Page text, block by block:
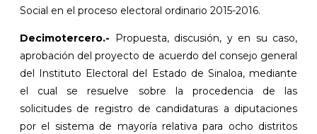
Social en el proceso electoral ordinario 2015-2016.
Decimotercero.-
Propuesta, discusión, y en su caso,
aprobación del proyecto de acuerdo del consejo general
del Instituto Electoral del Estado de Sinaloa, mediante
el cual se resuelve sobre la procedencia de las
solicitudes de registro de candidaturas a diputaciones
por el sistema de mayoría relativa para ocho distritos